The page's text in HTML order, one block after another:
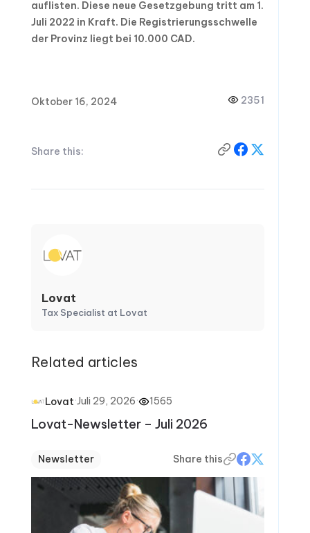
auflisten. Diese neue Gesetzgebung tritt am 1.
Juli 2022 in Kraft. Die Registrierungsschwelle
der Provinz liegt bei 10.000 CAD.
Oktober 16, 2024 2351
Share this:
Lovat
Tax Specialist at Lovat
Related articles
Lovat·Juli 29, 2026· 1565
Lovat-Newsletter – Juli 2026
Newsletter Share this